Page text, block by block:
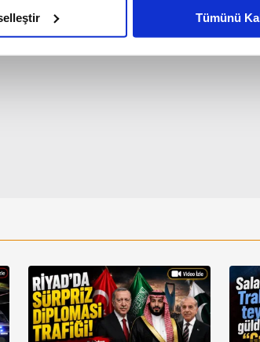
Aydınlatma Metnimizi okumak ve
Tümünü